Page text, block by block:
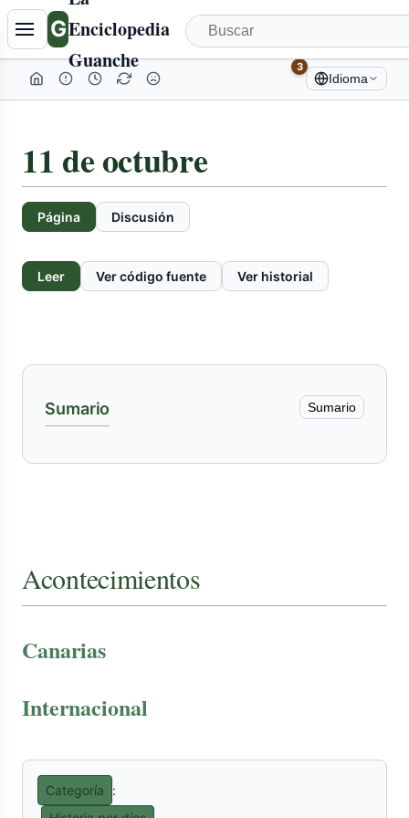
GEnciclopedia
Guanche
3
Idioma
11 de octubre
Página Discusión
Leer Ver código fuente Ver historial
Sumario Sumario
Acontecimientos
Canarias
Internacional
Categoría
:
Tabla
de
contenidos
colapsada